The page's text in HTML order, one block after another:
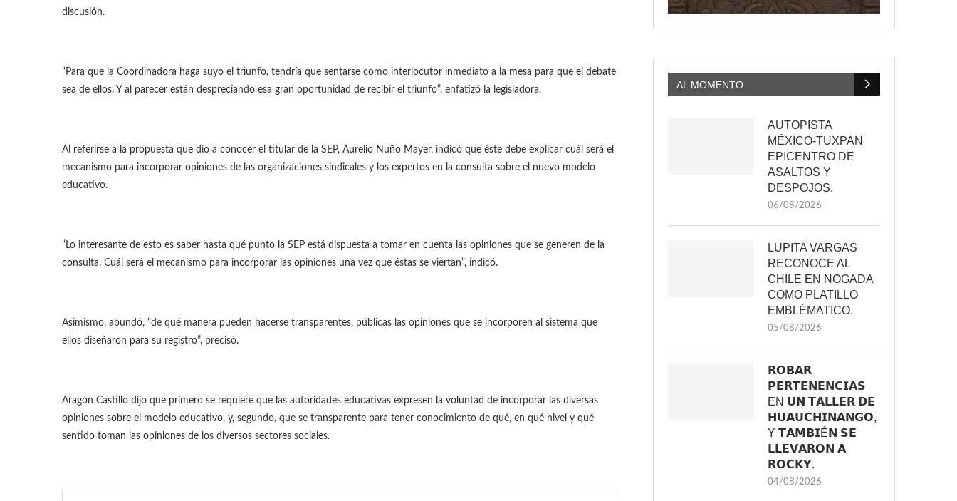
discusión.
“Para que la Coordinadora haga suyo el triunfo, tendría que sentarse como interlocutor inmediato a la mesa para que el debate
sea de ellos. Y al parecer están despreciando esa gran oportunidad de recibir el triunfo”, enfatizó la legisladora.
Al referirse a la propuesta que dio a conocer el titular de la SEP, Aurelio Nuño Mayer, indicó que éste debe explicar cuál será el
mecanismo para incorporar opiniones de las organizaciones sindicales y los expertos en la consulta sobre el nuevo modelo
educativo.
“Lo interesante de esto es saber hasta qué punto la SEP está dispuesta a tomar en cuenta las opiniones que se generen de la
consulta. Cuál será el mecanismo para incorporar las opiniones una vez que éstas se viertan”, indicó.
Asimismo, abundó, “de qué manera pueden hacerse transparentes, públicas las opiniones que se incorporen al sistema que
ellos diseñaron para su registro”, precisó.
Aragón Castillo dijo que primero se requiere que las autoridades educativas expresen la voluntad de incorporar las diversas
opiniones sobre el modelo educativo, y, segundo, que se transparente para tener conocimiento de qué, en qué nivel y qué
sentido toman las opiniones de los diversos sectores sociales.
AL MOMENTO
AUTOPISTA
MÉXICO-TUXPAN
EPICENTRO DE
ASALTOS Y
DESPOJOS.
06/08/2026
LUPITA VARGAS
RECONOCE AL
CHILE EN NOGADA
COMO PLATILLO
EMBLÉMATICO.
05/08/2026
𝗥𝗢𝗕𝗔𝗥
𝗣𝗘𝗥𝗧𝗘𝗡𝗘𝗡𝗖𝗜𝗔𝗦
EN 𝗨𝗡 𝗧𝗔𝗟𝗟𝗘𝗥 𝗗𝗘
𝗛𝗨𝗔𝗨𝗖𝗛𝗜𝗡𝗔𝗡𝗚𝗢,
Y 𝗧𝗔𝗠𝗕𝗜É𝗡 𝗦𝗘
𝗟𝗟𝗘𝗩𝗔𝗥𝗢𝗡 𝗔
𝗥𝗢𝗖𝗞𝗬.
04/08/2026